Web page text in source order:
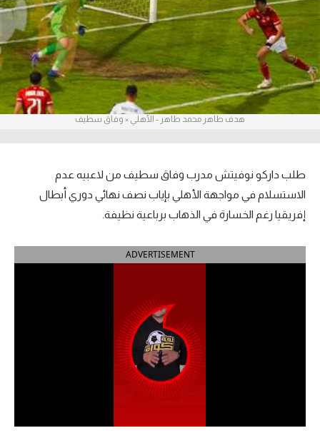
آراء حرة
ركن الألعاب
بطولات
أمريكا 2026
الدوري الإنجليزي الممتاز
الدوري الإسباني
الدوري السعودي للمحترفين
هدف طاهر محمد طاهر - الأهلي × وفاق سطيف
طلب داركو نوفيتش مدرب وفاق سطيف من لاعبيه عدم
الاستسلام في مواجهة الأهلي بإياب نصف نهائي دوري أبطال
إفريقيا رغم الخسارة في الذهاب برباعية نظيفة.
ADVERTISEMENT